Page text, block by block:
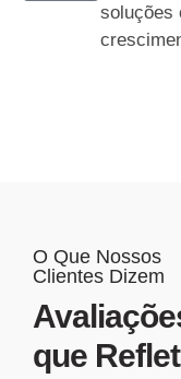
soluções
O Que Nossos
Clientes Dizem
que